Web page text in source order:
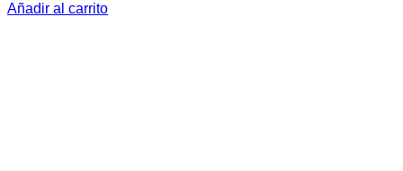
Añadir al carrito